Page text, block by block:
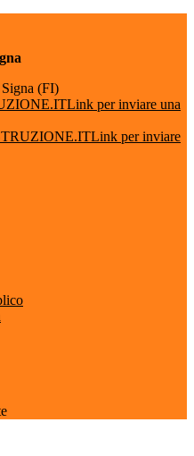
(FI)
Link per inviare una
Link per inviare